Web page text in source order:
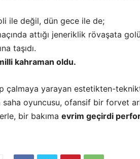
ile değil, dün gece ile de;
attığı jeneriklik rövaşata
taşıdı.
kahraman oldu.
çalmaya yarayan estetikten-
oyuncusu, ofansif bir forvet
bir bakıma evrim geçirdi